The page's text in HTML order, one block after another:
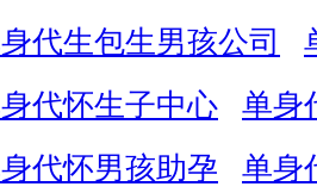
代生包生男孩公司
代怀生子中心
单身
代怀男孩助孕 单身